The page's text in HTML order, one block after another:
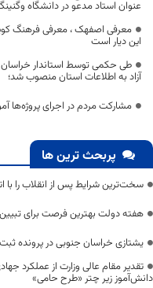
عنوان استاد مدعو در دانشگاه
معرفی اصفهک ، معرفی فرهنگ
این دیار است
طی حکمی توسط استاندار
آزاد به اطلاعات استان منصوب شد؛
مشارکت مردم در اجرای پروژه‌ها
پربحث ترین ها
سخت‌ترین شرایط پس از انقلاب را
هفته دولت بهترین فرصت برای
یشتازی خراسان جنوبی در پرونده
دانش‌آموز زیر چتر «طرح حامی»